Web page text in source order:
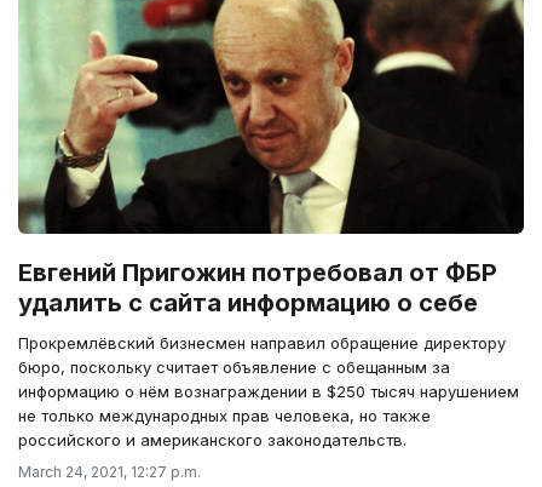
Евгений Пригожин потребовал от ФБР
удалить с сайта информацию о себе
Прокремлёвский бизнесмен направил обращение директору
бюро, поскольку считает объявление с обещанным за
информацию о нём вознаграждении в $250 тысяч нарушением
не только международных прав человека, но также
российского и американского законодательств.
March 24, 2021, 12:27 p.m.